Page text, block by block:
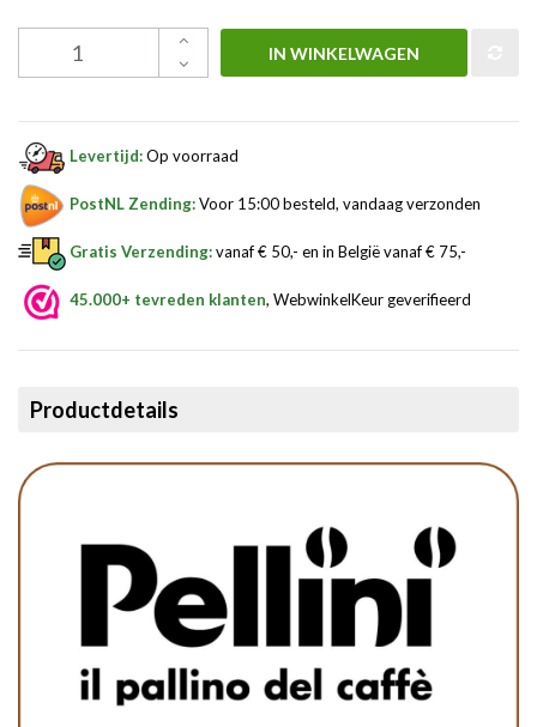
IN WINKELWAGEN
Levertijd:Op voorraad
PostNL Zending:Voor 15:00 besteld, vandaag verzonden
Gratis Verzending:vanaf € 50,- en in België vanaf € 75,-
45.000+ tevreden klanten, WebwinkelKeur geverifieerd
Productdetails